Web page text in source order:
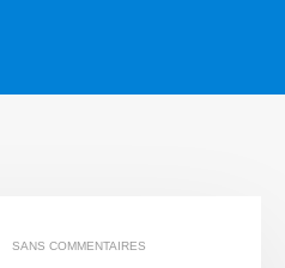
SANS COMMENTAIRES